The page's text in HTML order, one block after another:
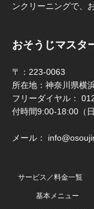
ンクリーニングで、
おそうじマスタ
〒：223-0063
所在地：神奈川県横
フリーダイヤル：
付時間9:00-18:00（日
メール：
サービス／料金一覧
基本メニュー